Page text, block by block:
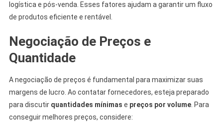
logística e pós-venda. Esses fatores ajudam a garantir um fluxo
de produtos eficiente e rentável.
Negociação de Preços e
Quantidade
A negociação de preços é fundamental para maximizar suas
margens de lucro. Ao contatar fornecedores, esteja preparado
para discutir quantidades mínimas e preços por volume. Para
conseguir melhores preços, considere: